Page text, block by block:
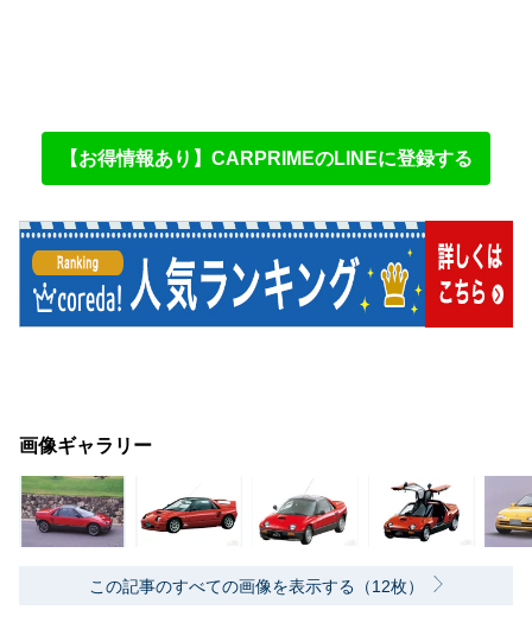
【お得情報あり】CARPRIMEのLINEに登録する
画像ギャラリー
この記事のすべての画像を表示する（12枚）